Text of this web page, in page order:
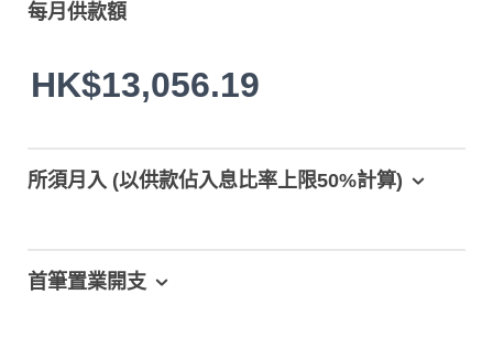
每月供款額
HK$13,056.19
所須月入 (以供款佔入息比率上限50%計算)
首筆置業開支